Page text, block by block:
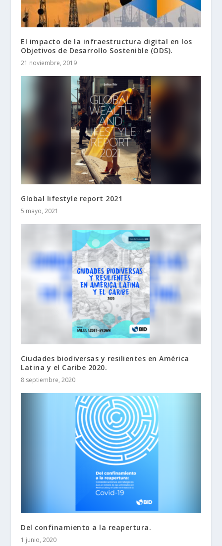
El impacto de la infraestructura digital en los
Objetivos de Desarrollo Sostenible (ODS).
21 noviembre, 2019
Global lifestyle report 2021
5 mayo, 2021
Ciudades biodiversas y resilientes en América
Latina y el Caribe 2020.
8 septiembre, 2020
Del confinamiento a la reapertura.
1 junio, 2020